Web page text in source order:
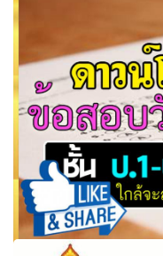
ข้อสอบมาตรฐานพร้อม